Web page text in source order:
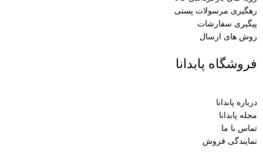
رهگیری مرسولات پستی
پیگیری سفارشات
روش های ارسال
فروشگاه پابدانا
درباره پابدانا
مجله پابدانا
تماس با ما
نمایندگی فروش